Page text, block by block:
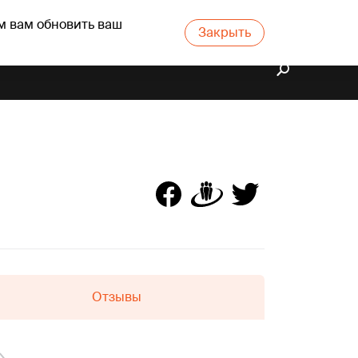
вам обновить ваш Закрыть
Отзывы